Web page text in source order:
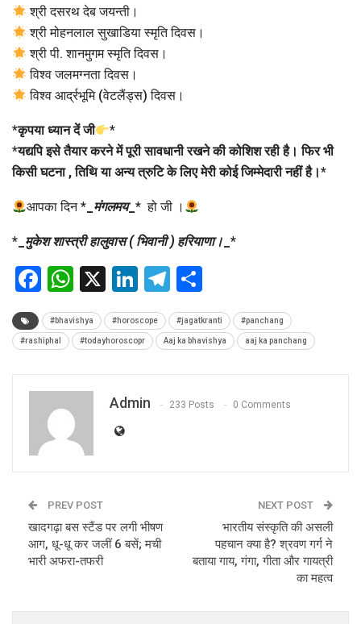
श्री दसरथ देब जयन्ती।
श्री मोहनलाल सुखाडिया स्मृति दिवस।
श्री पी. शानमुगम स्मृति दिवस।
विश्व जलमग्नता दिवस।
विश्व आर्द्रभूमि (वेटलैंड्स) दिवस।
*कृपया ध्यान दें जी
*
*यद्यपि इसे तैयार करने में पूरी सावधानी रखने की कोशिश रही है। फिर भी
किसी घटना , तिथि या अन्य त्रुटि के लिए मेरी कोई जिम्मेदारी नहीं है।*
आपका दिन * मंगलमय_* हो जी ।
* मुकेश शास्त्री हालुवास ( भिवानी ) हरियाणा। *
Facebook
WhatsApp
X LinkedIn
Telegram
#bhavishya #horoscope #jagatkranti #panchang
#rashiphal #todayhoroscopr Aaj ka bhavishya aaj ka panchang
Admin 233 Posts 0 Comments
PREV POST
खादगढ़ा बस स्टैंड पर लगी भीषण
आग, धू-धू कर जलीं 6 बसें; मची
भारी अफरा-तफरी
NEXT POST
भारतीय संस्कृति की असली
पहचान क्या है? श्रवण गर्ग ने
बताया गाय, गंगा, गीता और गायत्री
का महत्व